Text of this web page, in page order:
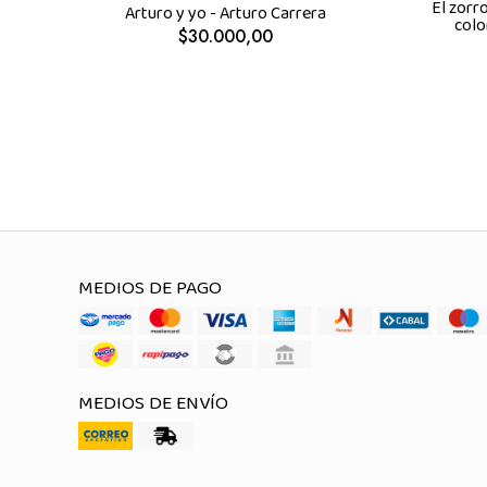
Arturo y yo - Arturo Carrera
$30.000,00
El
MEDIOS DE PAGO
MEDIOS DE ENVÍO